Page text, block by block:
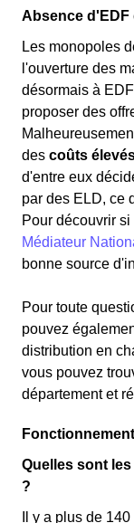
Absence d'EDF
Les monopoles
l'ouverture des
désormais à
proposer des
des coûts
d'entre eux
par des ELD, ce
Pour découvrir
Médiateur
bonne source
Pour toute
pouvez
distribution en
vous pouvez
département et
Quelles sont
?
Il y a plus de